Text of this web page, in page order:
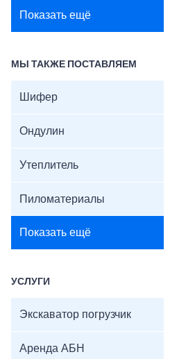
Показать ещё
МЫ ТАКЖЕ ПОСТАВЛЯЕМ
Шифер
Ондулин
Утеплитель
Пиломатериалы
Показать ещё
УСЛУГИ
Экскаватор погрузчик
Аренда АБН